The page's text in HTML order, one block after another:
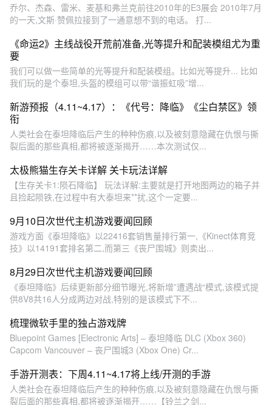
乔尔、杰森、雷米、麦基和弗兰克前往2010年的E3展会 2010年7月
的一天,文斯·赞佩拉接到了一通意想不到的电话。 打...
《命运2》主线战役开荒前准备,光等提升和配装模组尤为重
要
我们可以做一些简单的光等提升和配装模组。比如光等提升... 比如
我们玩的是个泰坦,头盔的模组可以带“谐振虹吸”增...
新游预报（4.11~4.17）：《代号：降临》《尘白禁区》领
衔
人类社会在泰坦降临后产生的种种伤痕,以及被刻意隐藏在仇恨与撕
裂后面的那些真相,都将被逐渐揭开……本次测试仅...
太极熊猫生存关卡详解 关卡玩法详解
【生存关卡1:陨石降临】 玩法详解:主要就是打开地图两边的箱子并
且捡起陨铁,在过程中有大泰坦来**扰,这个一定要...
9月10日次世代主机游戏要闻回顾
游戏方面《泰坦降临》以22416套销售量排行第一,《Kinect体育竞
技》以14191套排名第二,而第三《丧尸围城》则卖出...
8月29日次世代主机游戏要闻回顾
《泰坦降临》后续更新部分细节曝光,将新增”遭遇战“模式,该模式提
供8V8共16人分成两边对战,特别的是该模式下不...
梳理微软手里的独占游戏牌
Bluepoint Games [Electronic Arts] – 泰坦降临 DLC (Xbox 360)
Capcom Vancouver – 丧尸围城3 (Xbox One) Cr...
手游开测表：下周4.11~4.17将上线/开测的手游
人类社会在泰坦降临后产生的种种伤痕,以及被刻意隐藏在仇恨与撕
裂后面的那些真相,都将被逐渐揭开……【铃兰之剑...